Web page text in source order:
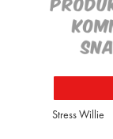
Stress Willie